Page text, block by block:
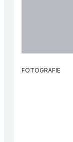
FOTOGRAFIE